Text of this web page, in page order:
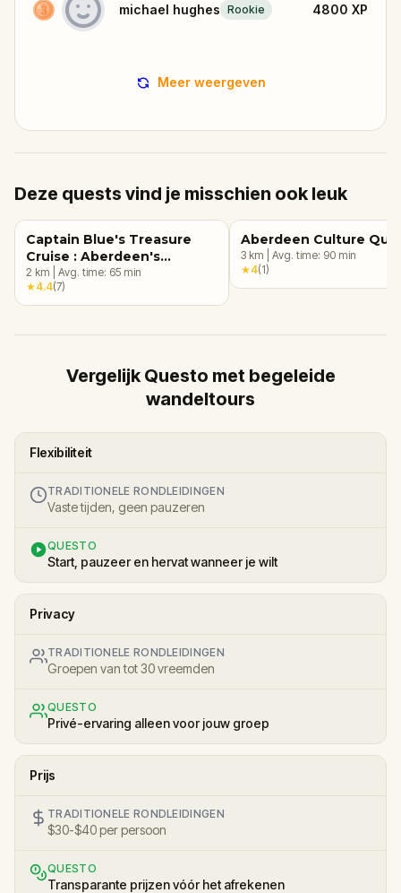
michael hughes Rookie 4800 XP
Meer weergeven
Deze quests vind je misschien ook leuk
Captain Blue's Treasure
Cruise : Aberdeen's
Adventure!
2 km Avg. time: 65 min
★4.4(7)
Aberdeen Culture
3 km Avg. time: 90 min
★4(1)
Vergelijk Questo met begeleide
wandeltours
Flexibiliteit
TRADITIONELE RONDLEIDINGEN
Vaste tijden, geen pauzeren
QUESTO
Start, pauzeer en hervat wanneer je wilt
Privacy
TRADITIONELE RONDLEIDINGEN
Groepen van tot 30 vreemden
QUESTO
Privé-ervaring alleen voor jouw groep
Prijs
TRADITIONELE RONDLEIDINGEN
$30-$40 per persoon
QUESTO
Transparante prijzen vóór het afrekenen